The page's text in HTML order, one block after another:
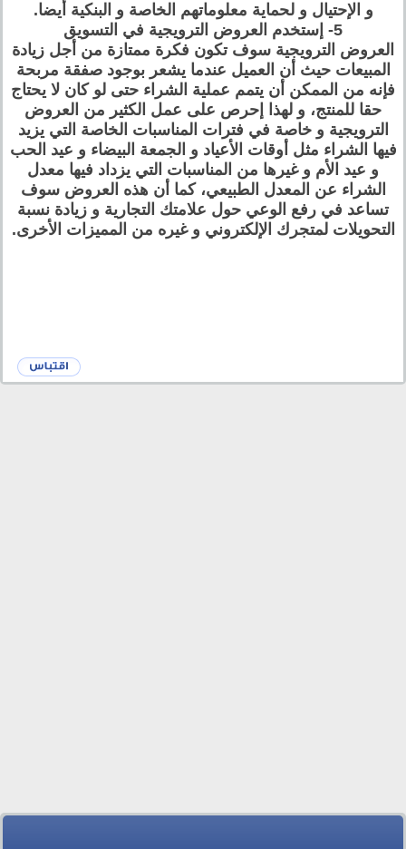
و الإحتيال و لحماية معلوماتهم الخاصة و البنكية أيضا.
5- إستخدم العروض الترويجية في التسويق
العروض الترويجية سوف تكون فكرة ممتازة من أجل زيادة
المبيعات حيث أن العميل عندما يشعر بوجود صفقة مربحة
فإنه من الممكن أن يتمم عملية الشراء حتى لو كان لا يحتاج
حقا للمنتج، و لهذا إحرص على عمل الكثير من العروض
الترويجية و خاصة في فترات المناسبات الخاصة التي يزيد
فيها الشراء مثل أوقات الأعياد و الجمعة البيضاء و عيد الحب
و عيد الأم و غيرها من المناسبات التي يزداد فيها معدل
الشراء عن المعدل الطبيعي، كما أن هذه العروض سوف
تساعد في رفع الوعي حول علامتك التجارية و زيادة نسبة
التحويلات لمتجرك الإلكتروني و غيره من المميزات الأخرى.